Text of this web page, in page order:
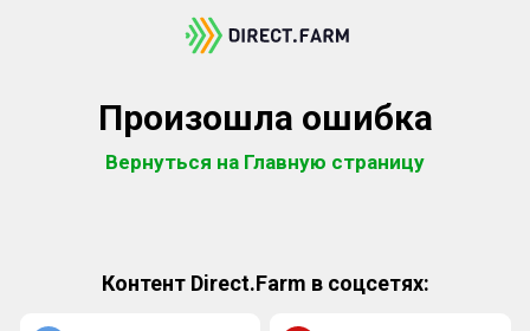
Произошла ошибка
Вернуться на Главную страницу
Контент Direct.Farm в соцсетях: